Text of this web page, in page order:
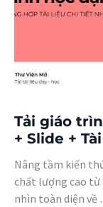
Tải giáo
+ Slide +
Nâng tầm kiến
chất lượng cao từ
nhìn toàn diện